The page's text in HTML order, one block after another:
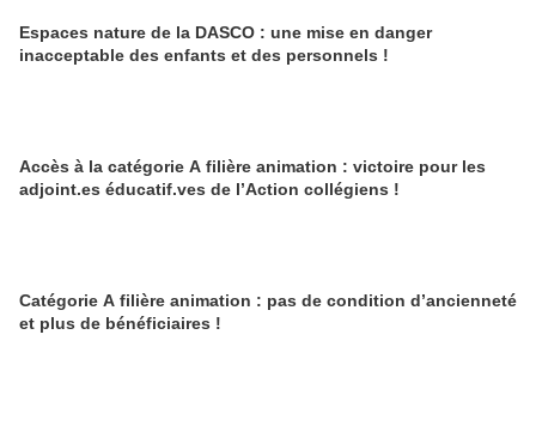
Espaces nature de la DASCO : une mise en danger
inacceptable des enfants et des personnels !
Accès à la catégorie A filière animation : victoire pour les
adjoint.es éducatif.ves de l’Action collégiens !
Catégorie A filière animation : pas de condition d’ancienneté
et plus de bénéficiaires !